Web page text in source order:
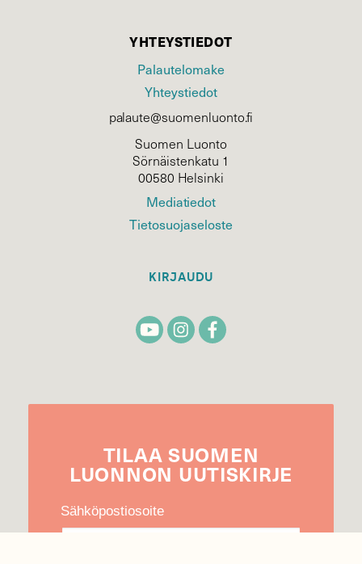
YHTEYSTIEDOT
Palautelomake
Yhteystiedot
palaute@suomenluonto.fi
Suomen Luonto
Sörnäistenkatu 1
00580 Helsinki
Mediatiedot
Tietosuojaseloste
KIRJAUDU
TILAA SUOMEN
LUONNON UUTIS­KIRJE
Sähköpostiosoite